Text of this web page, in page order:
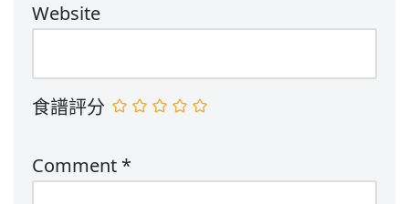
Website
食譜評分
Comment *